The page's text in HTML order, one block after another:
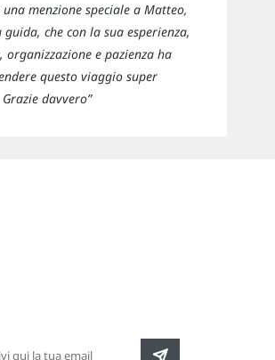
una menzione speciale a Matteo,
che con la sua esperienza,
organizzazione e pazienza ha
questo viaggio super
davvero”